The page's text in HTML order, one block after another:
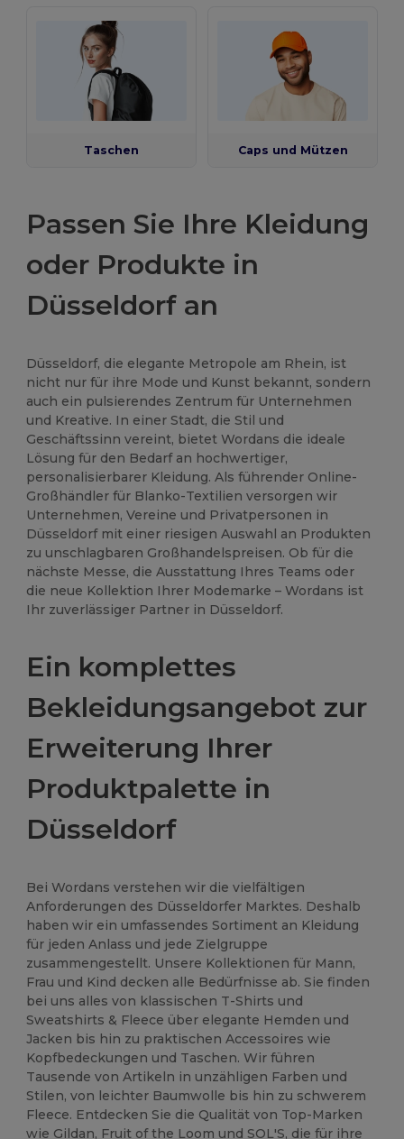
Taschen Caps und Mützen
Passen Sie Ihre Kleidung
oder Produkte in
Düsseldorf an
Düsseldorf, die elegante Metropole am Rhein, ist
nicht nur für ihre Mode und Kunst bekannt, sondern
auch ein pulsierendes Zentrum für Unternehmen
und Kreative. In einer Stadt, die Stil und
Geschäftssinn vereint, bietet Wordans die ideale
Lösung für den Bedarf an hochwertiger,
personalisierbarer Kleidung. Als führender Online-
Großhändler für Blanko-Textilien versorgen wir
Unternehmen, Vereine und Privatpersonen in
Düsseldorf mit einer riesigen Auswahl an Produkten
zu unschlagbaren Großhandelspreisen. Ob für die
nächste Messe, die Ausstattung Ihres Teams oder
die neue Kollektion Ihrer Modemarke – Wordans ist
Ihr zuverlässiger Partner in Düsseldorf.
Ein komplettes
Bekleidungsangebot zur
Erweiterung Ihrer
Produktpalette in
Düsseldorf
Bei Wordans verstehen wir die vielfältigen
Anforderungen des Düsseldorfer Marktes. Deshalb
haben wir ein umfassendes Sortiment an Kleidung
für jeden Anlass und jede Zielgruppe
zusammengestellt. Unsere Kollektionen für Mann,
Frau und Kind decken alle Bedürfnisse ab. Sie finden
bei uns alles von klassischen T-Shirts und
Sweatshirts & Fleece über elegante Hemden und
Jacken bis hin zu praktischen Accessoires wie
Kopfbedeckungen und Taschen. Wir führen
Tausende von Artikeln in unzähligen Farben und
Stilen, von leichter Baumwolle bis hin zu schwerem
Fleece. Entdecken Sie die Qualität von Top-Marken
wie Gildan, Fruit of the Loom und SOL'S, die für ihre